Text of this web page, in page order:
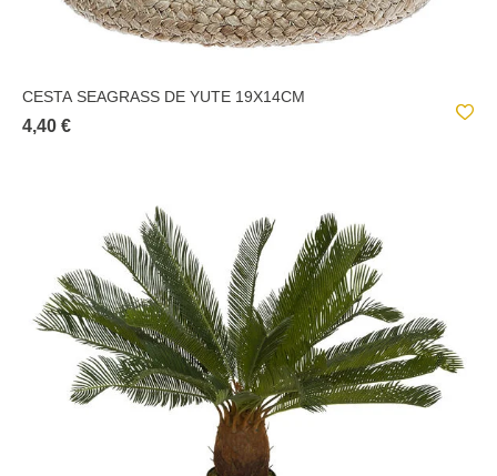
CESTA SEAGRASS DE YUTE 19X14CM
4,40 €